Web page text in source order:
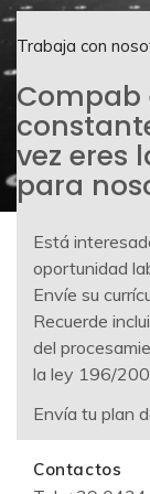
Trabaja con
Compab
vez eres
para
Está
oportunidad
Envíe su
Recuerde
del
la ley 196/
Envía tu plan
Contactos